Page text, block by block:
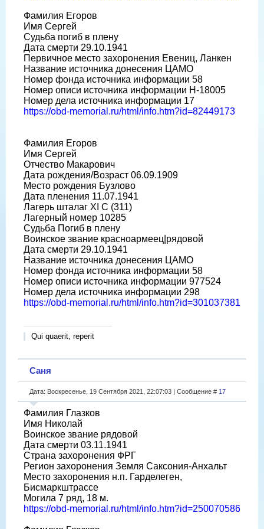
Фамилия Егоров
Имя Сергей
Судьба погиб в плену
Дата смерти 29.10.1941
Первичное место захоронения Евениц, Ланкен
Название источника донесения ЦАМО
Номер фонда источника информации 58
Номер описи источника информации H-18005
Номер дела источника информации 17
https://obd-memorial.ru/html/info.htm?id=82449173
Фамилия Егоров
Имя Сергей
Отчество Макарович
Дата рождения/Возраст 06.09.1909
Место рождения Бузлово
Дата пленения 11.07.1941
Лагерь шталаг XI C (311)
Лагерный номер 10285
Судьба Погиб в плену
Воинское звание красноармеец|рядовой
Дата смерти 29.10.1941
Название источника донесения ЦАМО
Номер фонда источника информации 58
Номер описи источника информации 977524
Номер дела источника информации 298
https://obd-memorial.ru/html/info.htm?id=301037381
Qui quaerit, reperit
Саня
Дата: Воскресенье, 19 Сентября 2021, 22:07:03 | Сообщение # 17
Фамилия Глазков
Имя Николай
Воинское звание рядовой
Дата смерти 03.11.1941
Страна захоронения ФРГ
Регион захоронения Земля Саксония-Анхальт
Место захоронения н.п. Гарделеген,
Бисмаркштрассе
Могила 7 ряд, 18 м.
https://obd-memorial.ru/html/info.htm?id=250070586